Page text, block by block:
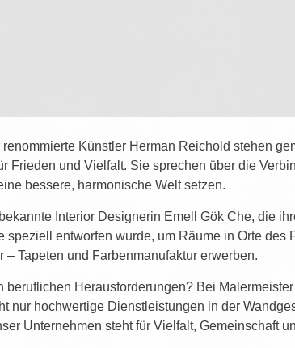
Künstler Herman Reichold stehen
Frieden und Vielfalt. Sie sprechen über die
bessere, harmonische Welt setzen.
Interior Designerin Emell Gök Che, die
entworfen wurde, um Räume in Orte des
Tapeten und Farbenmanufaktur erwerben.
Herausforderungen? Bei
nur hochwertige Dienstleistungen in der
Unternehmen steht für Vielfalt, Gemeinschaft